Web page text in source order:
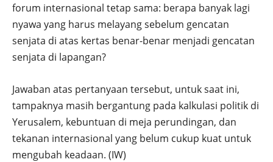
forum internasional tetap sama: berapa banyak lagi
nyawa yang harus melayang sebelum gencatan
senjata di atas kertas benar-benar menjadi gencatan
senjata di lapangan?
Jawaban atas pertanyaan tersebut, untuk saat ini,
tampaknya masih bergantung pada kalkulasi politik di
Yerusalem, kebuntuan di meja perundingan, dan
tekanan internasional yang belum cukup kuat untuk
mengubah keadaan. (IW)